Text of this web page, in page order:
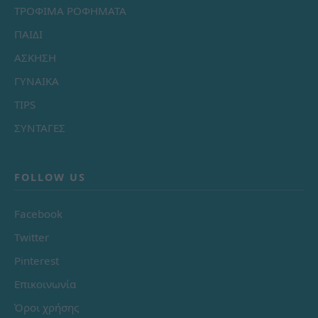
ΤΡΟΦΙΜΑ ΡΟΦΗΜΑΤΑ
ΠΑΙΔΙ
ΑΣΚΗΣΗ
ΓΥΝΑΙΚΑ
TIPS
ΣΥΝΤΑΓΕΣ
FOLLOW US
Facebook
Twitter
Pinterest
Επικοινωνία
Όροι χρήσης